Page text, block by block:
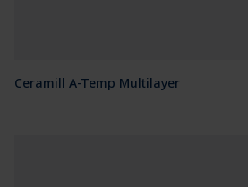
Ceramill A-Temp Multilayer